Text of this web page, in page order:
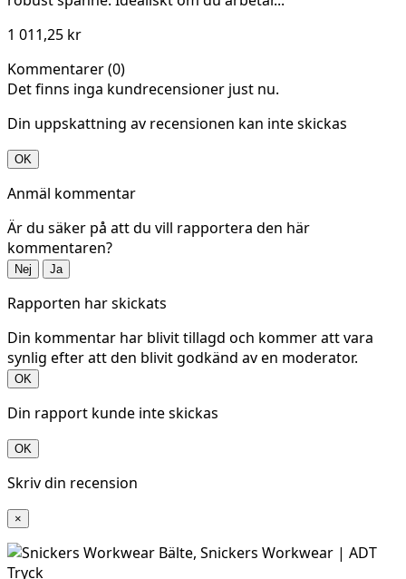
1 011,25 kr
Kommentarer (0)
Det finns inga kundrecensioner just nu.
Din uppskattning av recensionen kan inte skickas
OK
Anmäl kommentar
Är du säker på att du vill rapportera den här
kommentaren?
Nej Ja
Rapporten har skickats
Din kommentar har blivit tillagd och kommer att vara
synlig efter att den blivit godkänd av en moderator.
OK
Din rapport kunde inte skickas
OK
Skriv din recension
×